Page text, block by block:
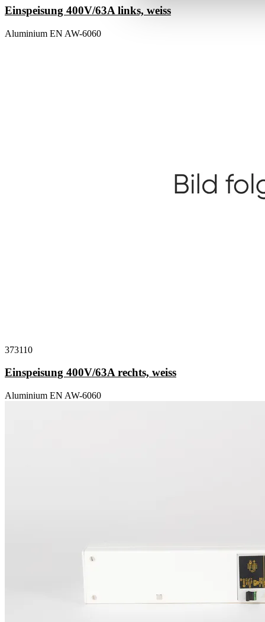
Einspeisung 400V/63A links, weiss
Aluminium EN AW-6060
373110
Einspeisung 400V/63A rechts, weiss
Aluminium EN AW-6060